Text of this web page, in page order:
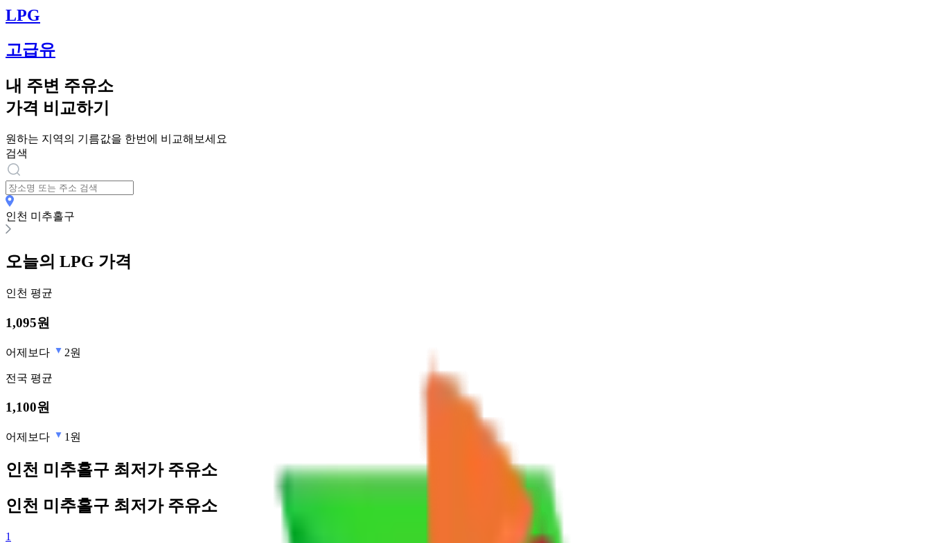
LPG
고급유
내 주변 주유소
가격 비교하기
원하는 지역의 기름값을 한번에 비교해보세요
검색
인천 미추홀구
오늘의 LPG 가격
인천 평균
1,095원
어제보다 2원
전국 평균
1,100원
어제보다 1원
인천 미추홀구 최저가 주유소
인천 미추홀구 최저가 주유소
1